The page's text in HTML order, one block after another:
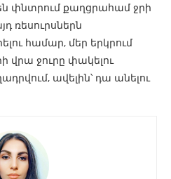
փնտրում քաղցրահամ ջրի
ռեսուրսներն
համար, մեր երկրում
վրա ջուրը փակելու
ավելին՝ դա անելու